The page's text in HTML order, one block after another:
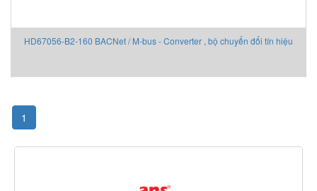
HD67056-B2-160 BACNet / M-bus - Converter , bộ chuyển đổi tín hiệu
1